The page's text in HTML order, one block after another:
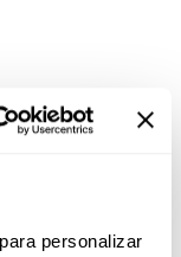
personalizar